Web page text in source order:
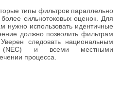
типы фильтров параллельно
более сильнотоковых оценок. Для
нужно использовать идентичные
должно позволить фильтрам
следовать национальным
(NEC) и всеми местными
процесса.